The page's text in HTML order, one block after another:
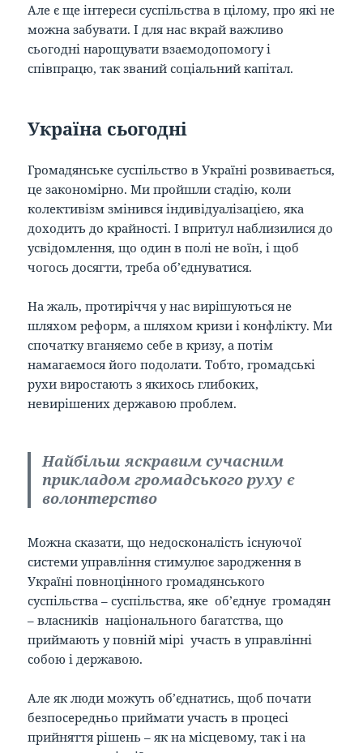
Але є ще інтереси суспільства в цілому, про які не
можна забувати. І для нас вкрай важливо
сьогодні нарощувати взаємодопомогу і
співпрацю, так званий соціальний капітал.
Україна сьогодні
Громадянське суспільство в Україні розвивається,
це закономірно. Ми пройшли стадію, коли
колективізм змінився індивідуалізацією, яка
доходить до крайності. І впритул наблизилися до
усвідомлення, що один в полі не воїн, і щоб
чогось досягти, треба об’єднуватися.
На жаль, протиріччя у нас вирішуються не
шляхом реформ, а шляхом кризи і конфлікту. Ми
спочатку вганяємо себе в кризу, а потім
намагаємося його подолати. Тобто, громадські
рухи виростають з якихось глибоких,
невирішених державою проблем.
Найбільш яскравим сучасним
прикладом громадського руху є
волонтерство
Можна сказати, що недосконалість існуючої
системи управління стимулює зародження в
Україні повноцінного громадянського
суспільства – суспільства, яке об’єднує громадян
– власників національного багатства, що
приймають у повній мірі участь в управлінні
собою і державою.
Але як люди можуть об’єднатись, щоб почати
безпосередньо приймати участь в процесі
прийняття рішень – як на місцевому, так і на